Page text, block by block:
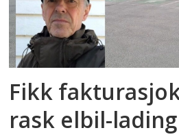
Fikk
rask elbil-